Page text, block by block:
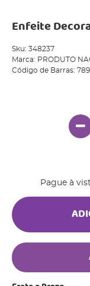
Enfeite
Sku: 348237
Marca: PRODUTO
Código de Barras:
Pague à